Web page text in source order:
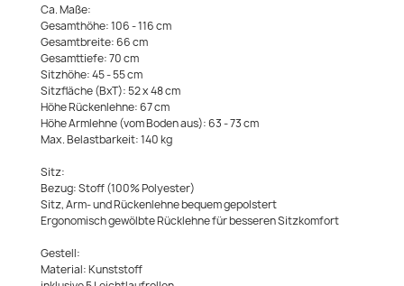
Ca. Maße:
Gesamthöhe: 106 - 116 cm
Gesamtbreite: 66 cm
Gesamttiefe: 70 cm
Sitzhöhe: 45 - 55 cm
Sitzfläche (BxT): 52 x 48 cm
Höhe Rückenlehne: 67 cm
Höhe Armlehne (vom Boden aus): 63 - 73 cm
Max. Belastbarkeit: 140 kg
Sitz:
Bezug: Stoff (100% Polyester)
Sitz, Arm- und Rückenlehne bequem gepolstert
Ergonomisch gewölbte Rücklehne für besseren Sitzkomfort
Gestell:
Material: Kunststoff